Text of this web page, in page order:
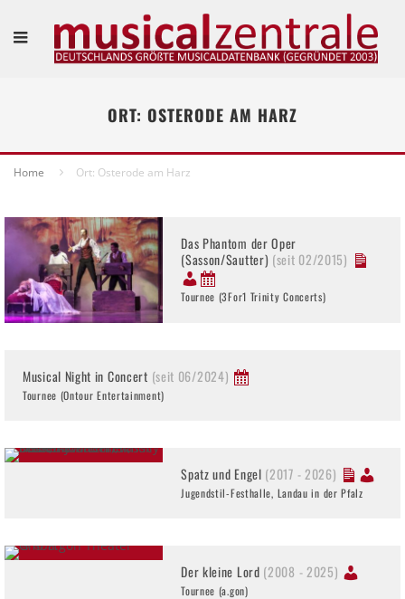
ORT: OSTERODE AM HARZ
Home Ort: Osterode am Harz
Das Phantom der Oper
(Sasson/Sautter) (seit 02/2015)
Tournee (3For1 Trinity Concerts)
Musical Night in Concert (seit 06/2024)
Tournee (Ontour Entertainment)
Spatz und Engel (2017 - 2026)
Jugendstil-Festhalle, Landau in der Pfalz
Der kleine Lord (2008 - 2025)
Tournee (a.gon)